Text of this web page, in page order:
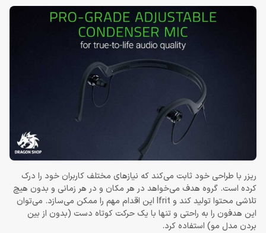
ریزر با طراحی خود ثابت می‌کند که نیازهای مختلف کاربران خود را درک
کرده است. گروه هدف می‌خواهد در هر مکان و در هر زمانی و بدون هیچ
تلاشی محتوا تولید کند و Ifrit این اقدام مهم را ممکن می‌سازد. می‌توان
این هدفون را به راحتی و تنها با یک حرکت کوتاه دست (بدون از بین
بردن مدل مو) استفاده کرد.